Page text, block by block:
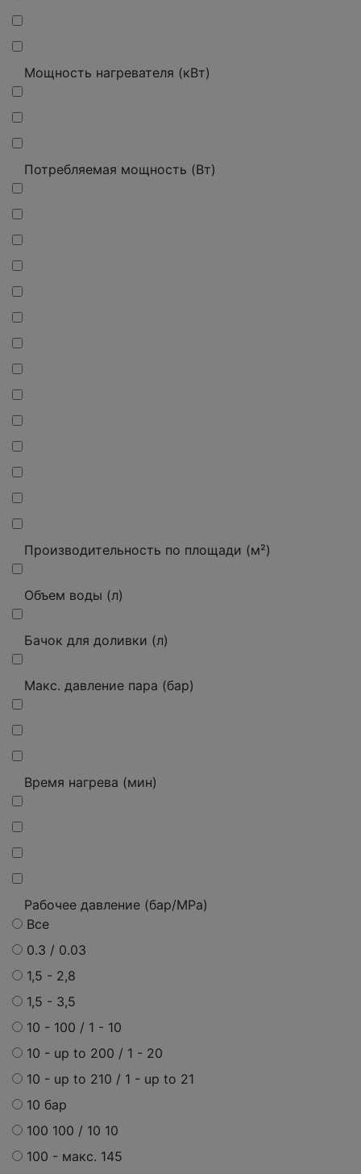
Мощность нагревателя (кВт)
Потребляемая мощность (Вт)
Производительность по площади (м²)
Объем воды (л)
Бачок для доливки (л)
Макс. давление пара (бар)
Время нагрева (мин)
Рабочее давление (бар/MPa)
Все
0.3 / 0.03
1,5 - 2,8
1,5 - 3,5
10 - 100 / 1 - 10
10 - up to 200 / 1 - 20
10 - up to 210 / 1 - up to 21
10 бар
100 100 / 10 10
100 - макс. 145